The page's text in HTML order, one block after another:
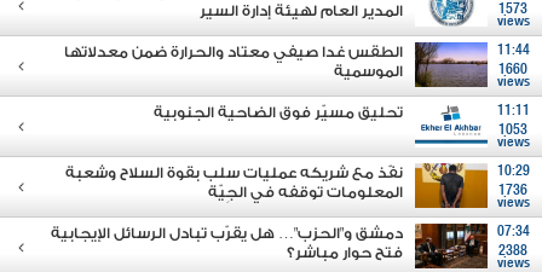
1573
views
المدير العام لهيئة إدارة السير
11:44
1660
views
الطقس غدا صيفي معتاد والحرارة ضمن معدلاتها
الموسمية
11:11
1053
views
تحليق مسيّر فوق الضاحية الجنوبية
10:29
1736
views
نفّذ مع شريكه عمليات سلب بقوة السلاح وشعبة
المعلومات توقفه في الجِيّة
07:34
2388
views
دمشق و"الحزب"… هل يقرّب تبادل الرسائل الإيجابية
فتح حوار مباشر؟